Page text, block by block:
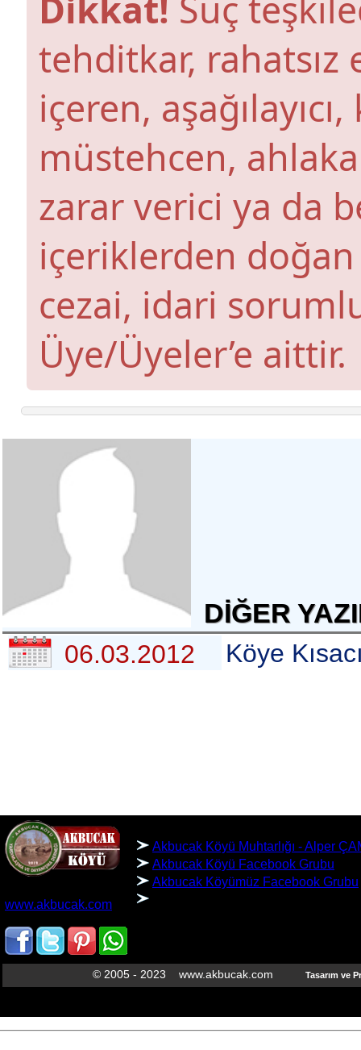
tehditkar,
içeren,
müstehcen,
zarar verici ya da
içeriklerden
cezai, idari
Üye/Üyeler’e aittir.
DİĞER
06.03.2012 Köye
www.akbucak.com
Akbucak Köyü Muhtarlığı - Alper
Akbucak Köyü Facebook Grubu
Akbucak Köyümüz Facebook Grubu
© 2005 - 2023 www.akbucak.com Tasarım ve